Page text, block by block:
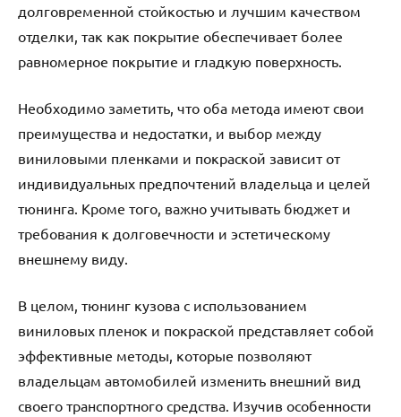
долговременной стойкостью и лучшим качеством
отделки, так как покрытие обеспечивает более
равномерное покрытие и гладкую поверхность.
Необходимо заметить, что оба метода имеют свои
преимущества и недостатки, и выбор между
виниловыми пленками и покраской зависит от
индивидуальных предпочтений владельца и целей
тюнинга. Кроме того, важно учитывать бюджет и
требования к долговечности и эстетическому
внешнему виду.
В целом, тюнинг кузова с использованием
виниловых пленок и покраской представляет собой
эффективные методы, которые позволяют
владельцам автомобилей изменить внешний вид
своего транспортного средства. Изучив особенности